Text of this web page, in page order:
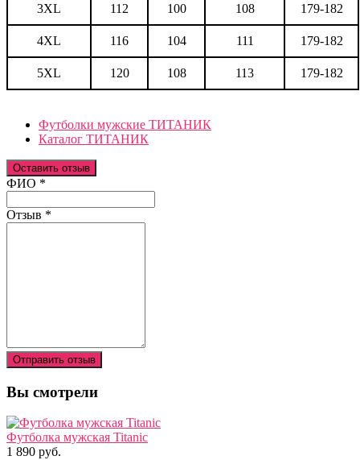
3XL 112 100 108 179-182
4XL 116 104 111 179-182
5XL 120 108 113 179-182
Футболки мужские ТИТАНИК
Каталог ТИТАНИК
Оставить отзыв
Ваш отзыв был отправлен!
ФИО *
Отзыв *
Отправить отзыв
Вы смотрели
Футболка мужская Titanic
1 890 руб.